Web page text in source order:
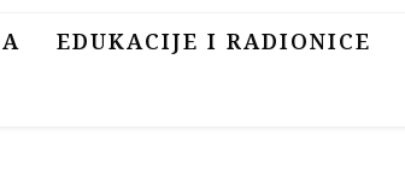
EDUKACIJE I RADIONICE